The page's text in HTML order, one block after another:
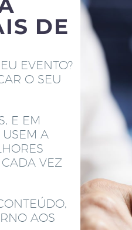
DE
EVENTO?
O SEU
E EM
A
VEZ
AOS